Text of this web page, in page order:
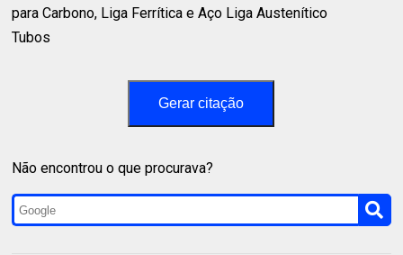
para Carbono, Liga Ferrítica e Aço Liga Austenítico⁣
Tubos⁣
Gerar citação
Não encontrou o que procurava?